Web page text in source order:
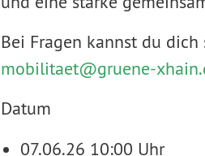
Bei Fragen kannst du
mobilitaet@gruene-
Datum
07.06.26 10:00 Uhr